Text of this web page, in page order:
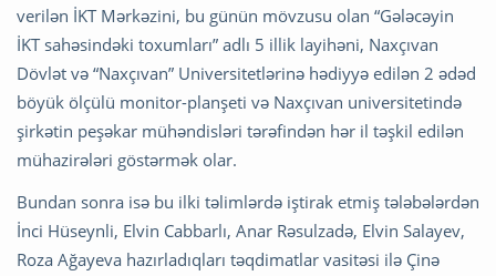
verilən İKT Mərkəzini, bu günün mövzusu olan “Gələcəyin
İKT sahəsindəki toxumları” adlı 5 illik layihəni, Naxçıvan
Dövlət və “Naxçıvan” Universitetlərinə hədiyyə edilən 2 ədəd
böyük ölçülü monitor-planşeti və Naxçıvan universitetində
şirkətin peşəkar mühəndisləri tərəfindən hər il təşkil edilən
mühazirələri göstərmək olar.
Bundan sonra isə bu ilki təlimlərdə iştirak etmiş tələbələrdən
İnci Hüseynli, Elvin Cabbarlı, Anar Rəsulzadə, Elvin Salayev,
Roza Ağayeva hazırladıqları təqdimatlar vasitəsi ilə Çinə